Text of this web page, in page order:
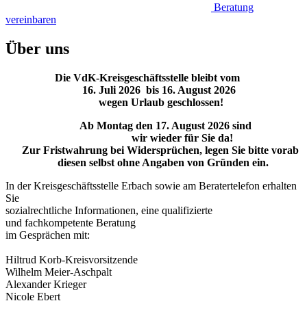
Beratung
vereinbaren
Über uns
Die VdK-Kreisgeschäftsstelle bleibt vom
16. Juli 2026 bis 16. August 2026
wegen Urlaub geschlossen!
Ab Montag den 17. August 2026 sind
wir wieder für Sie da!
Zur Fristwahrung bei Widersprüchen, legen Sie bitte vorab
diesen selbst ohne Angaben von Gründen ein.
In der Kreisgeschäftsstelle Erbach sowie am Beratertelefon erhalten
Sie
sozialrechtliche Informationen, eine qualifizierte
und fachkompetente Beratung
im Gesprächen mit:
Hiltrud Korb-Kreisvorsitzende
Wilhelm Meier-Aschpalt
Alexander Krieger
Nicole Ebert